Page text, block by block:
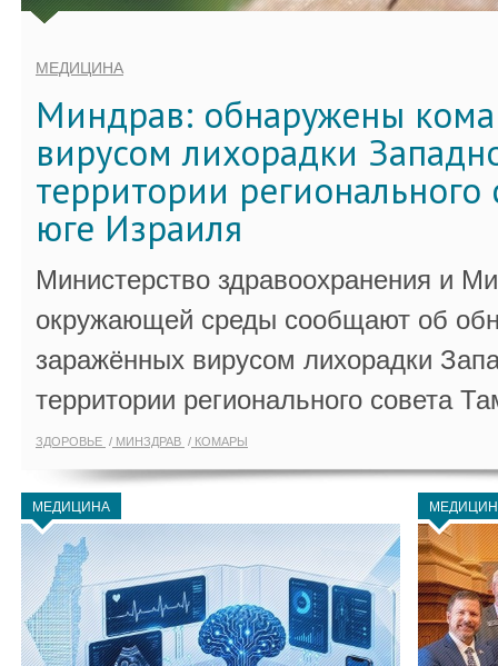
МЕДИЦИНА
Миндрав: обнаружены
вирусом лихорадки
территории регионального
юге Израиля
Министерство здравоохранения и
окружающей среды сообщают об
заражённых вирусом лихорадки
территории регионального совета
ЗДОРОВЬЕ МИНЗДРАВ КОМАРЫ
МЕДИЦИНА